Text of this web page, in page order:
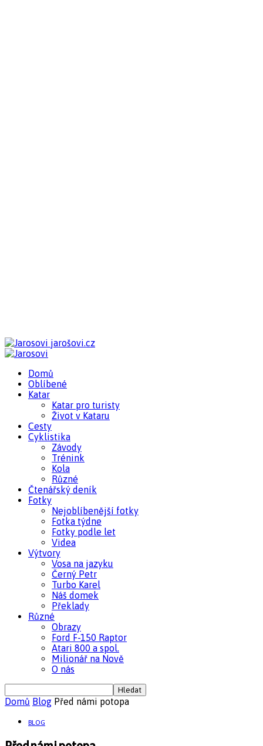
jarošovi.cz
Domů
Oblíbené
Katar
Katar pro turisty
Život v Kataru
Cesty
Cyklistika
Závody
Trénink
Kola
Různé
Čtenářský deník
Fotky
Nejoblíbenější fotky
Fotka týdne
Fotky podle let
Videa
Výtvory
Vosa na jazyku
Černý Petr
Turbo Karel
Náš domek
Překlady
Různé
Obrazy
Ford F-150 Raptor
Atari 800 a spol.
Milionář na Nově
O nás
Domů Blog Před námi potopa
BLOG